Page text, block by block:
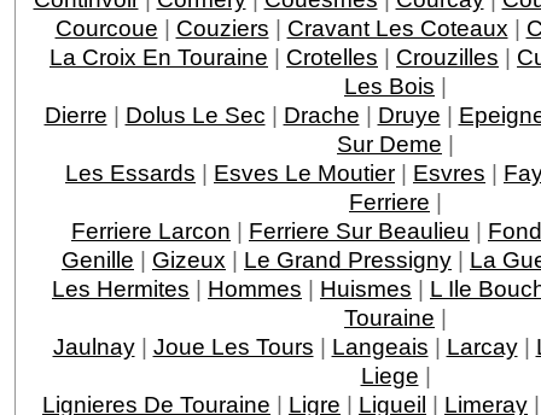
Courcoue | Couziers | Cravant Les Coteaux |
La Croix En Touraine | Crotelles | Crouzilles |
Les Bois |
Dierre | Dolus Le Sec | Drache | Druye |
Sur Deme |
Les Essards | Esves Le Moutier | Esvres |
Ferriere |
Ferriere Larcon | Ferriere Sur Beaulieu |
Genille | Gizeux | Le Grand Pressigny | La
Les Hermites | Hommes | Huismes | L Ile
Touraine |
Jaulnay| Joue Les Tours | Langeais | Larcay|
Liege |
Lignieres De Touraine | Ligre | Ligueil | Limeray